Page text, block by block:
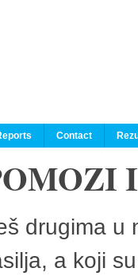
Contact
drugima
a koji